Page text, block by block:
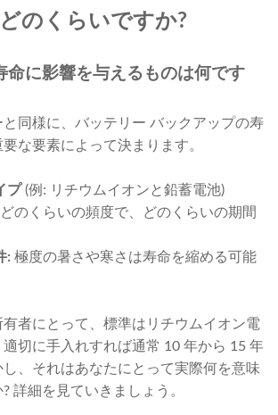
のくらいですか?
命に影響を与えるものは何です
同様に、バッテリー バックアップの寿
な要素によって決まります。
プ(例: リチウムイオンと鉛蓄電池)
どのくらいの頻度で、どのくらいの期間
: 極度の暑さや寒さは寿命を縮める可能
者にとって、標準はリチウムイオン電
切に手入れすれば通常 10 年から 15 年
、それはあなたにとって実際何を意味
詳細を見ていきましょう。